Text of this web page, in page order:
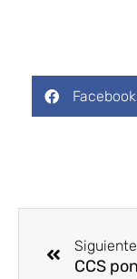
Facebook
Siguiente